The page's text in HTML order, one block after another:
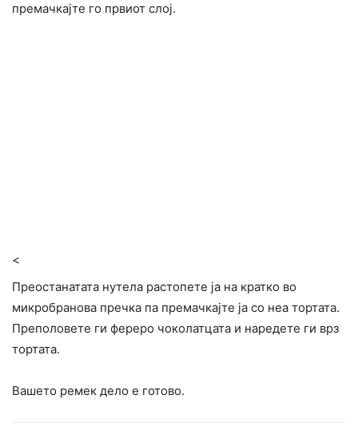
премачкајте го првиот слој.
<
Преостанатата нутела растопете ја на кратко во
микробранова пречка па премачкајте ја со неа тортата.
Преполовете ги фереро чоколатцата и наредете ги врз
тортата.
Вашето ремек дело е готово.